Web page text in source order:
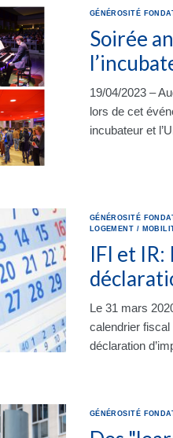
GÉNÉROSITÉ
Soirée
19/04/2023 –
lors de cet
incubateur et
GÉNÉROSITÉ
LOGEMENT /
IFI et
Le 31 mars
calendrier fiscal
déclaration
GÉNÉROSITÉ